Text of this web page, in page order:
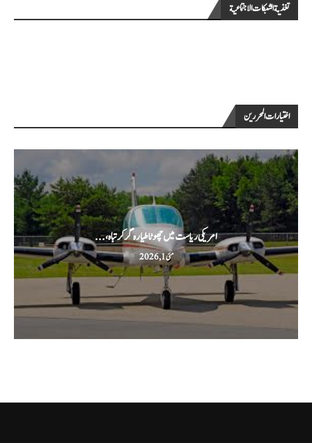
تغذية الشبكات الاجتماعية
اختيارات المحررين
امریکی ریاست میں چھوٹا طیارہ گر کر تباہ،...
مئی 1, 2026